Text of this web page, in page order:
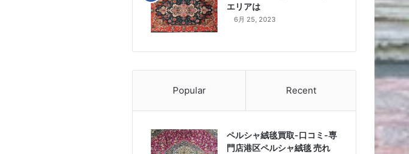
エリアは
6月 25, 2023
Popular Recent
ペルシャ絨毯買取-口コミ-専
門店港区ペルシャ絨毯 売れ